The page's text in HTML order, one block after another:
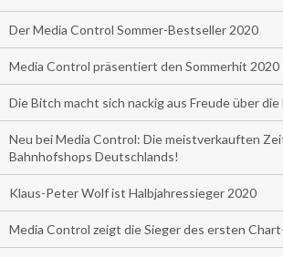
Der Media Control Sommer-Bestseller 2020
Media Control präsentiert den Sommerhit 2020
Die Bitch macht sich nackig aus Freude über die
Neu bei Media Control: Die meistverkauften
Bahnhofshops Deutschlands!
Klaus-Peter Wolf ist Halbjahressieger 2020
Media Control zeigt die Sieger des ersten